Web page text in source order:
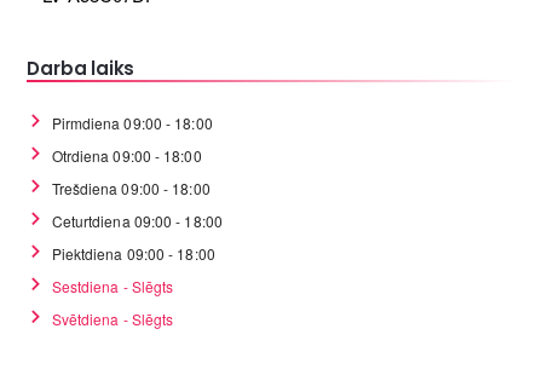
Darba laiks
Pirmdiena 09:00 - 18:00
Otrdiena 09:00 - 18:00
Trešdiena 09:00 - 18:00
Ceturtdiena 09:00 - 18:00
Piektdiena 09:00 - 18:00
Sestdiena - Slēgts
Svētdiena - Slēgts